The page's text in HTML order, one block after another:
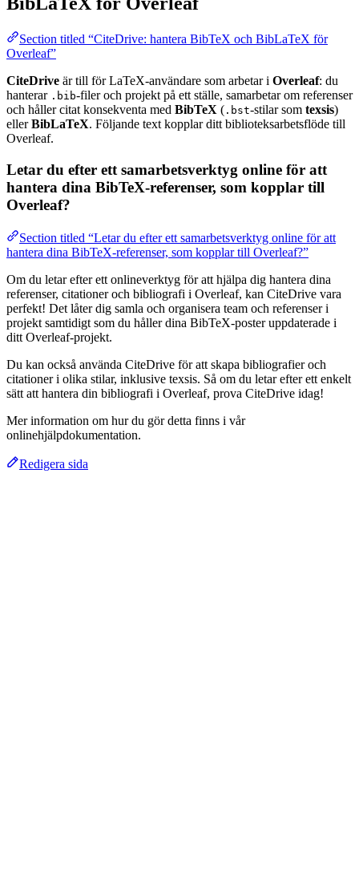
Section titled “CiteDrive: hantera BibTeX och BibLaTeX för
Overleaf”
CiteDrive är till för LaTeX-användare som arbetar i Overleaf: du
hanterar .bib-filer och projekt på ett ställe, samarbetar om referenser
och håller citat konsekventa med BibTeX ( .bst-stilar som texsis)
ellerBibLaTeX. Följande text kopplar ditt biblioteksarbetsflöde till
Overleaf.
Letar du efter ett samarbetsverktyg online för att
hantera dina BibTeX-referenser, som kopplar till
Overleaf?
Section titled “Letar du efter ett samarbetsverktyg online för att
hantera dina BibTeX-referenser, som kopplar till Overleaf?”
Om du letar efter ett onlineverktyg för att hjälpa dig hantera dina
referenser, citationer och bibliografi i Overleaf, kan CiteDrive vara
perfekt! Det låter dig samla och organisera team och referenser i
projekt samtidigt som du håller dina BibTeX-poster uppdaterade i
ditt Overleaf-projekt.
Du kan också använda CiteDrive för att skapa bibliografier och
citationer i olika stilar, inklusive texsis. Så om du letar efter ett enkelt
sätt att hantera din bibliografi i Overleaf, prova CiteDrive idag!
Mer information om hur du gör detta finns i vår
onlinehjälpdokumentation.
Redigera sida